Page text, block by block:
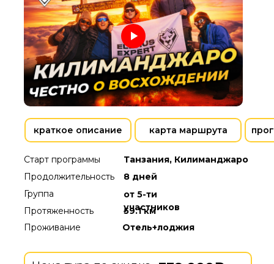
карта маршрута
краткое описание
8 дней
Продолжительность
от 5-ти
участников
Группа
59.1 км
Протяженность
Старт программы
Проживание
Танзания, Килиманджаро
Отель+лоджия